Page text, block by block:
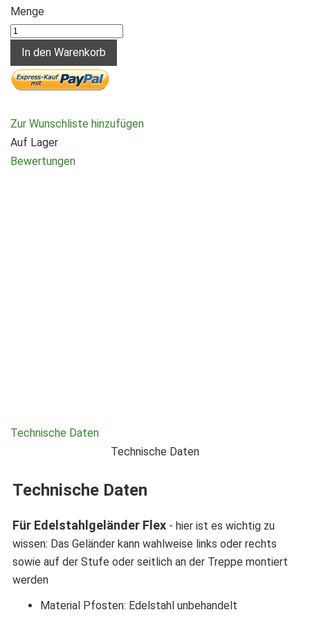
Menge
In den Warenkorb
Zur Wunschliste hinzufügen
Auf Lager
Bewertungen
Technische Daten
Technische Daten
Technische Daten
Für Edelstahlgeländer Flex - hier ist es wichtig zu
wissen: Das Geländer kann wahlweise links oder rechts
sowie auf der Stufe oder seitlich an der Treppe montiert
werden
Material Pfosten: Edelstahl unbehandelt